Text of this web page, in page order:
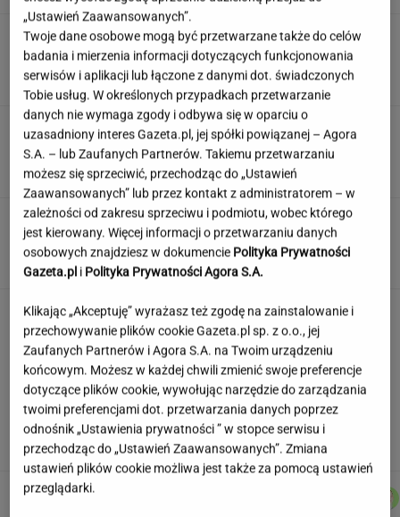
Inwestują miliardy i narzekają. "Kolej niszczy
polsko-niemiecką przyjaźń"
11 pytań o największe polskie miasta.
Wykształceni zgarną komplet
Nie czekaj, aż będzie za późno. To może
oznaczać, że szkoła przestała służyć dziecku
MATERIAŁ PROMOCYJNY
Partnerka Litewki po jego
śmierci: Niektórzy zlecieli się jak sępy
SUBSKRYPCJA
Makabryczna zbrodnia pod Radomiem. Policja
zatrzymała podejrzanych
Autorzy:
„Ustawień Zaawansowanych”.
Twoje dane osobowe mogą być przetwarzane także do celów
badania i mierzenia informacji dotyczących funkcjonowania
serwisów i aplikacji lub łączone z danymi dot. świadczonych
Tobie usług. W określonych przypadkach przetwarzanie
danych nie wymaga zgody i odbywa się w oparciu o
uzasadniony interes Gazeta.pl, jej spółki powiązanej – Agora
S.A. – lub Zaufanych Partnerów. Takiemu przetwarzaniu
możesz się sprzeciwić, przechodząc do „Ustawień
Zaawansowanych” lub przez kontakt z administratorem – w
zależności od zakresu sprzeciwu i podmiotu, wobec którego
jest kierowany. Więcej informacji o przetwarzaniu danych
osobowych znajdziesz w dokumencie Polityka Prywatności
Gazeta.pl i Polityka Prywatności Agora S.A.
Klikając „Akceptuję” wyrażasz też zgodę na zainstalowanie i
przechowywanie plików cookie Gazeta.pl sp. z o.o., jej
Zaufanych Partnerów i Agora S.A. na Twoim urządzeniu
końcowym. Możesz w każdej chwili zmienić swoje preferencje
dotyczące plików cookie, wywołując narzędzie do zarządzania
twoimi preferencjami dot. przetwarzania danych poprzez
odnośnik „Ustawienia prywatności ” w stopce serwisu i
przechodząc do „Ustawień Zaawansowanych”. Zmiana
ustawień plików cookie możliwa jest także za pomocą ustawień
przeglądarki.